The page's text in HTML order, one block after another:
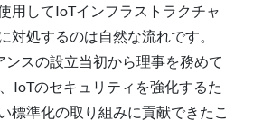
用してIoTインフラストラクチャ
対処するのは自然な流れです。
ンスの設立当初から理事を務めて
IoTのセキュリティを強化するた
標準化の取り組みに貢献できたこ